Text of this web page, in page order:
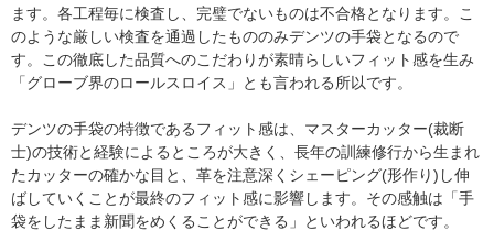
ます。各工程毎に検査し、完璧でないものは不合格となります。こ
のような厳しい検査を通過したもののみデンツの手袋となるので
す。この徹底した品質へのこだわりが素晴らしいフィット感を生み
「グローブ界のロールスロイス」とも言われる所以です。
デンツの手袋の特徴であるフィット感は、マスターカッター(裁断
士)の技術と経験によるところが大きく、長年の訓練修行から生まれ
たカッターの確かな目と、革を注意深くシェーピング(形作り)し伸
ばしていくことが最終のフィット感に影響します。その感触は「手
袋をしたまま新聞をめくることができる」といわれるほどです。